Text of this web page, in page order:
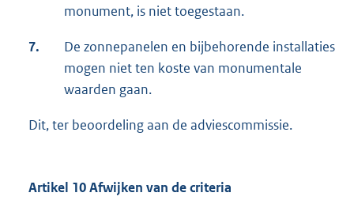
monument, is niet toegestaan.
7.
De zonnepanelen en bijbehorende installaties
mogen niet ten koste van monumentale
waarden gaan.
Dit, ter beoordeling aan de adviescommissie.
Artikel 10 Afwijken van de criteria